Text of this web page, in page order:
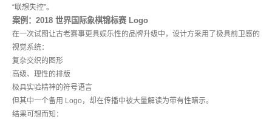
“联想失控”。
案例：2018 世界国际象棋锦标赛 Logo
在一次试图让古老赛事更具娱乐性的品牌升级中，设计方采用了极具前卫感的
视觉系统：
复杂交织的图形
高级、理性的排版
极具实验精神的符号语言
但其中一个备用 Logo，却在传播中被大量解读为带有性暗示。
结果可想而知：